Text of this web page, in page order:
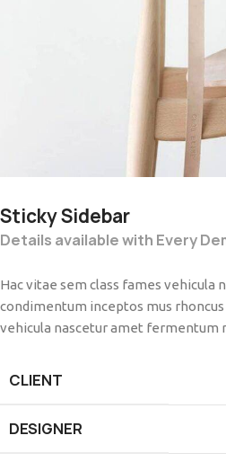
Sticky Sidebar
Details available with Every
Hac vitae sem class fames vehicula
condimentum inceptos mus
vehicula nascetur amet fermentum
CLIENT
DESIGNER